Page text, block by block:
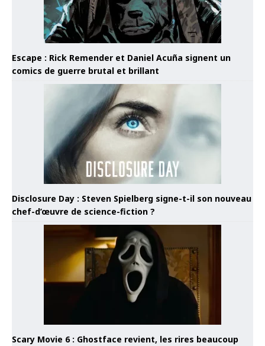
Escape : Rick Remender et Daniel Acuña signent un
comics de guerre brutal et brillant
Disclosure Day : Steven Spielberg signe-t-il son nouveau
chef-d’œuvre de science-fiction ?
Scary Movie 6 : Ghostface revient, les rires beaucoup